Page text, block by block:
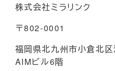
株式会社ミラリンク
〒802-0001
福岡県北九州市小倉北
AIMビル6階